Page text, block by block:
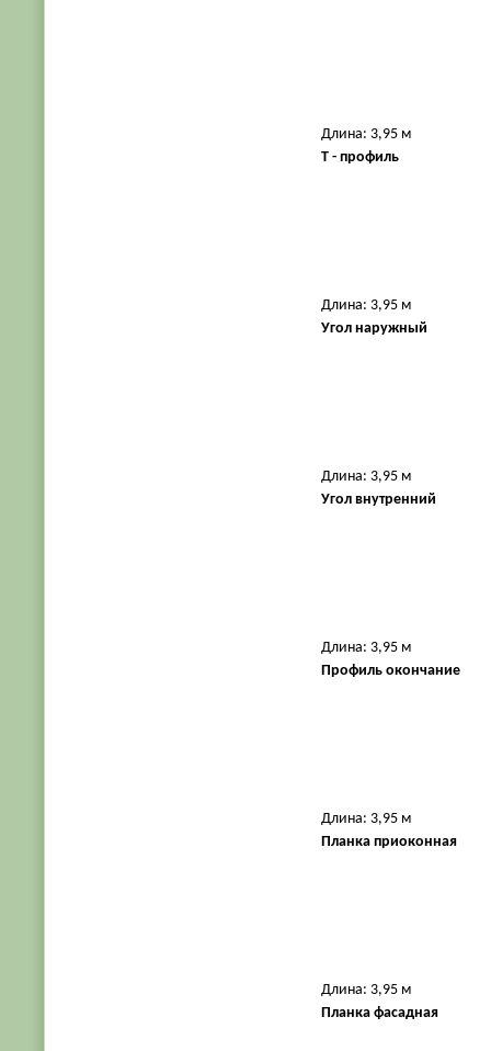
Длина: 3,95 м
Т - профиль
Длина: 3,95 м
Угол наружный
Длина: 3,95 м
Угол внутренний
Длина: 3,95 м
Профиль окончание
Длина: 3,95 м
Планка приоконная
Длина: 3,95 м
Планка фасадная